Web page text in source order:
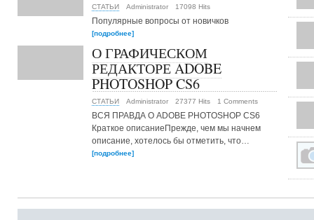
СТАТЬИ Administrator 17098 Hits
Популярные вопросы от новичков
[подробнее]
О ГРАФИЧЕСКОМ
РЕДАКТОРЕ ADOBE
PHOTOSHOP CS6
СТАТЬИ Administrator 27377 Hits 1 Comments
ВСЯ ПРАВДА О ADOBE PHOTOSHOP CS6
Краткое описаниеПрежде, чем мы начнем
описание, хотелось бы отметить, что…
[подробнее]